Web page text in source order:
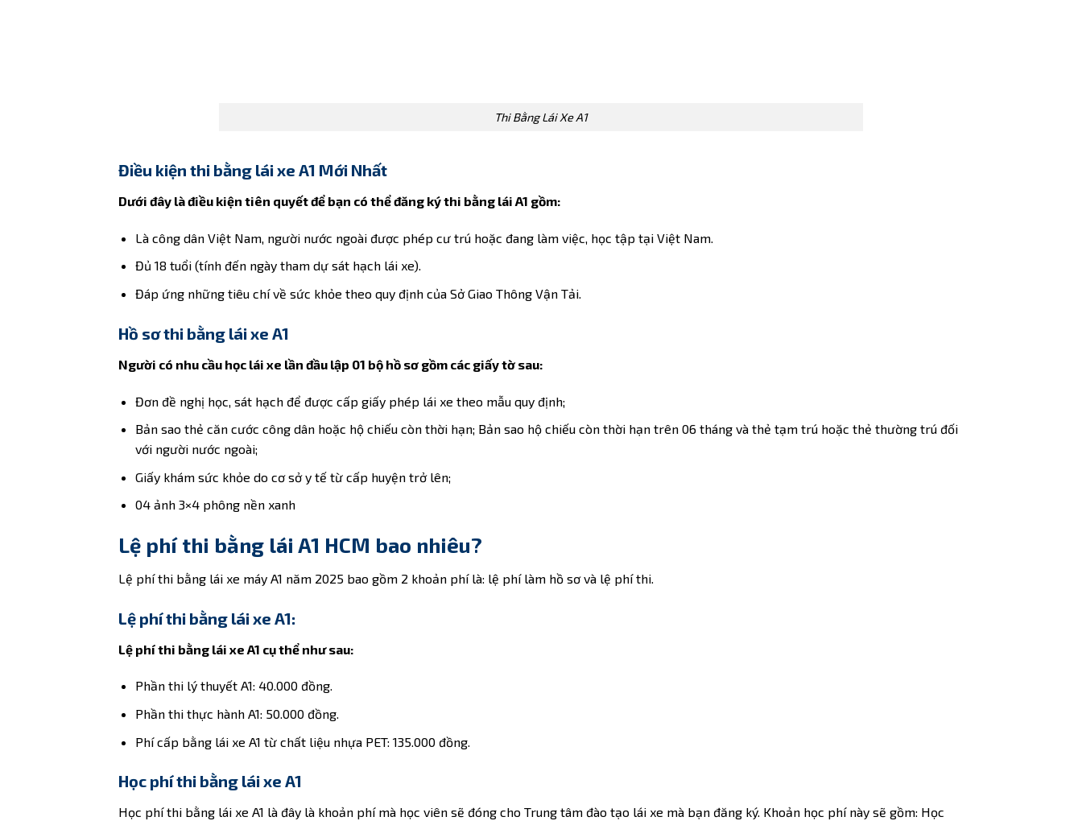
Thi Bằng Lái Xe A1
Điều kiện thi bằng lái xe A1 Mới Nhất
Dưới đây là điều kiện tiên quyết để bạn có thể đăng ký thi bằng lái A1 gồm:
Là công dân Việt Nam, người nước ngoài được phép cư trú hoặc đang làm việc, học tập tại Việt Nam.
Đủ 18 tuổi (tính đến ngày tham dự sát hạch lái xe).
Đáp ứng những tiêu chí về sức khỏe theo quy định của Sở Giao Thông Vận Tải.
Hồ sơ thi bằng lái xe A1
Người có nhu cầu học lái xe lần đầu lập 01 bộ hồ sơ gồm các giấy tờ sau:
Đơn đề nghị học, sát hạch để được cấp giấy phép lái xe theo mẫu quy định;
Bản sao thẻ căn cước công dân hoặc hộ chiếu còn thời hạn; Bản sao hộ chiếu còn thời hạn trên 06 tháng và thẻ tạm trú hoặc thẻ thường trú đối
với người nước ngoài;
Giấy khám sức khỏe do cơ sở y tế từ cấp huyện trở lên;
04 ảnh 3×4 phông nền xanh
Lệ phí thi bằng lái A1 HCM bao nhiêu?
Lệ phí thi bằng lái xe máy A1 năm 2025 bao gồm 2 khoản phí là: lệ phí làm hồ sơ và lệ phí thi.
Lệ phí thi bằng lái xe A1:
Lệ phí thi bằng lái xe A1 cụ thể như sau:
Phần thi lý thuyết A1: 40.000 đồng.
Phần thi thực hành A1: 50.000 đồng.
Phí cấp bằng lái xe A1 từ chất liệu nhựa PET: 135.000 đồng.
Học phí thi bằng lái xe A1
Học phí thi bằng lái xe A1 là đây là khoản phí mà học viên sẽ đóng cho Trung tâm đào tạo lái xe mà bạn đăng ký. Khoản học phí này sẽ gồm: Học